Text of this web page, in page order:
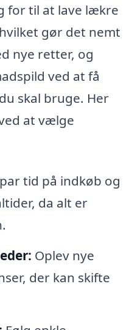
for til at lave lækre
gør det nemt
nye retter, og
ved at få
skal bruge. Her
at vælge
tid på indkøb og
da alt er
Oplev nye
der kan skifte